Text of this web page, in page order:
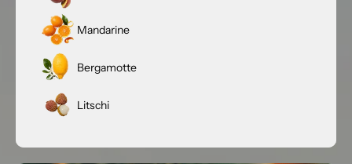
Mandarine
Bergamotte
Litschi